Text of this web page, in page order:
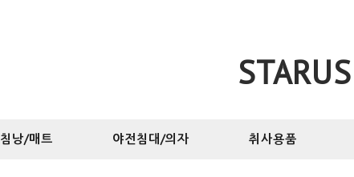
STARUS
침낭/매트 야전침대/의자 취사용품